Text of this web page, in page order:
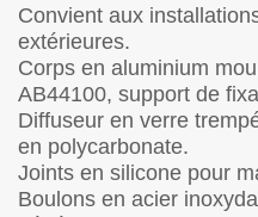
Convient aux
extérieures.
Corps en aluminium
AB44100, support de
Diffuseur en verre
en polycarbonate.
Joints en silicone pour
Boulons en acier